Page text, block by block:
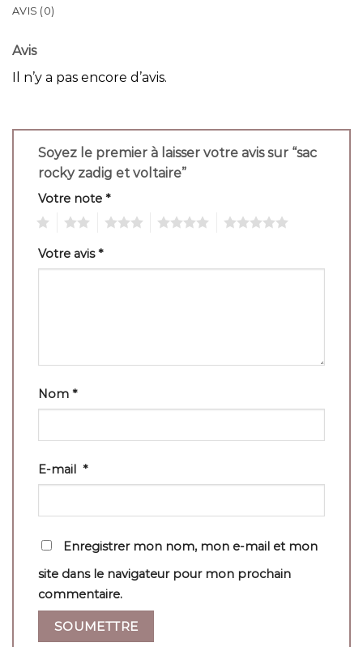
AVIS (0)
Avis
Il n’y a pas encore d’avis.
Soyez le premier à laisser votre avis sur “sac
rocky zadig et voltaire”
Votre note *
Votre avis*
Nom *
E-mail *
Enregistrer mon nom, mon e-mail et mon
site dans le navigateur pour mon prochain
commentaire.